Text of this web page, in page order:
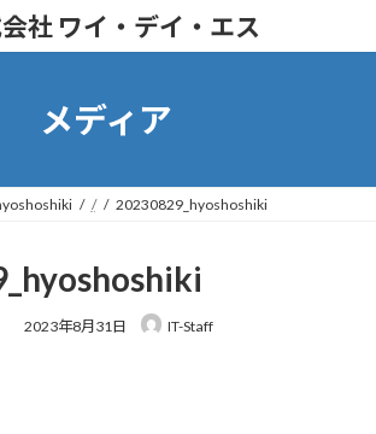
社 ワイ・デイ・エス
メディア
/ 20230829_hyoshoshiki
2023年8月31日 IT-Staff